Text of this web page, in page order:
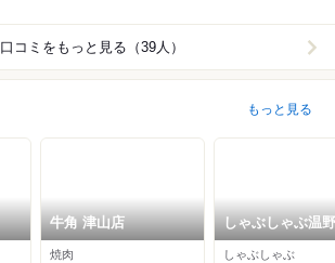
口コミをもっと見る（39人）
もっと見る
牛角 津山店
焼肉
しゃぶしゃぶ温
津山店
しゃぶしゃぶ